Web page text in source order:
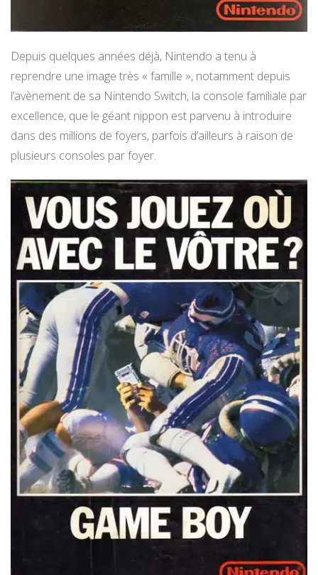
Depuis quelques années déjà, Nintendo a tenu à
reprendre une image très « famille », notamment depuis
l’avènement de sa Nintendo Switch, la console familiale par
excellence, que le géant nippon est parvenu à introduire
dans des millions de foyers, parfois d’ailleurs à raison de
plusieurs consoles par foyer.